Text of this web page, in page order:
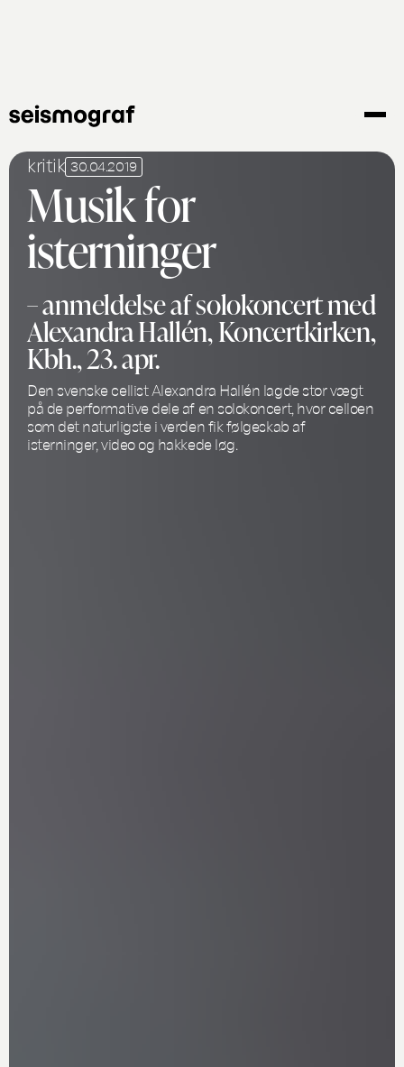
kritik 30.04.2019
Musik for
isterninger
– anmeldelse af solokoncert med
Alexandra Hallén, Koncertkirken,
Kbh., 23. apr.
Den svenske cellist Alexandra Hallén lagde stor vægt
på de performative dele af en solokoncert, hvor celloen
som det naturligste i verden fik følgeskab af
isterninger, video og hakkede løg.